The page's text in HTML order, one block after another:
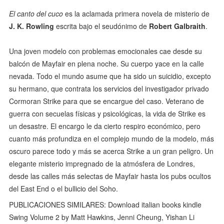
El canto del cuco es la aclamada primera novela de misterio de
J. K. Rowling escrita bajo el seudónimo de Robert Galbraith.
Una joven modelo con problemas emocionales cae desde su
balcón de Mayfair en plena noche. Su cuerpo yace en la calle
nevada. Todo el mundo asume que ha sido un suicidio, excepto
su hermano, que contrata los servicios del investigador privado
Cormoran Strike para que se encargue del caso. Veterano de
guerra con secuelas físicas y psicológicas, la vida de Strike es
un desastre. El encargo le da cierto respiro económico, pero
cuanto más profundiza en el complejo mundo de la modelo, más
oscuro parece todo y más se acerca Strike a un gran peligro. Un
elegante misterio impregnado de la atmósfera de Londres,
desde las calles más selectas de Mayfair hasta los pubs ocultos
del East End o el bullicio del Soho.
PUBLICACIONES SIMILARES: Download italian books kindle
Swing Volume 2 by Matt Hawkins, Jenni Cheung, Yishan Li